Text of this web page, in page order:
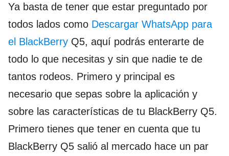
Ya basta de tener que estar preguntado por
todos lados como Descargar WhatsApp para
el BlackBerry Q5, aquí podrás enterarte de
todo lo que necesitas y sin que nadie te de
tantos rodeos. Primero y principal es
necesario que sepas sobre la aplicación y
sobre las características de tu BlackBerry Q5.
Primero tienes que tener en cuenta que tu
BlackBerry Q5 salió al mercado hace un par